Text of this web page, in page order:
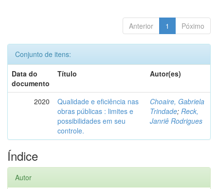
Anterior 1 Póximo
Conjunto de itens:
Data do
documento
Título Autor(es)
2020
Qualidade e eficiência nas
obras públicas : limites e
possibilidades em seu
controle.
Choaire, Gabriela
Trindade; Reck,
Janriê Rodrigues
Índice
Autor